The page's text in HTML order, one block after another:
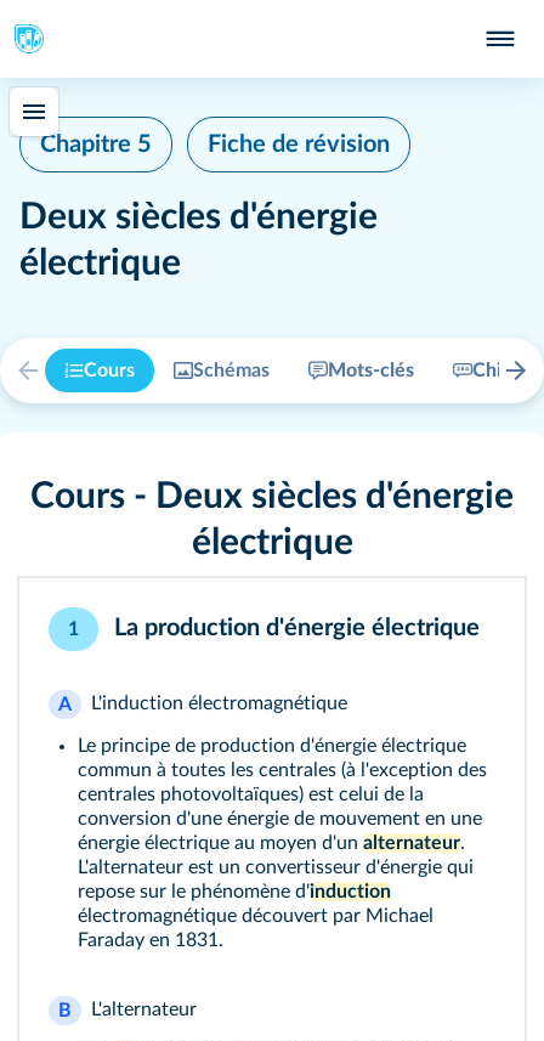
Chapitre 5 Fiche de révision
Deux siècles d'énergie
électrique
Cours Schémas Mots-clés
Cours - Deux siècles d'énergie
électrique
1 La production d'énergie électrique
A L'induction électromagnétique
Le principe de production d'énergie électrique
commun à toutes les centrales (à l'exception des
centrales photovoltaïques) est celui de la
conversion d'une énergie de mouvement en une
énergie électrique au moyen d'un alternateur.
L'alternateur est un convertisseur d'énergie qui
repose sur le phénomène d'induction
électromagnétique découvert par Michael
Faraday en 1831.
B L'alternateur